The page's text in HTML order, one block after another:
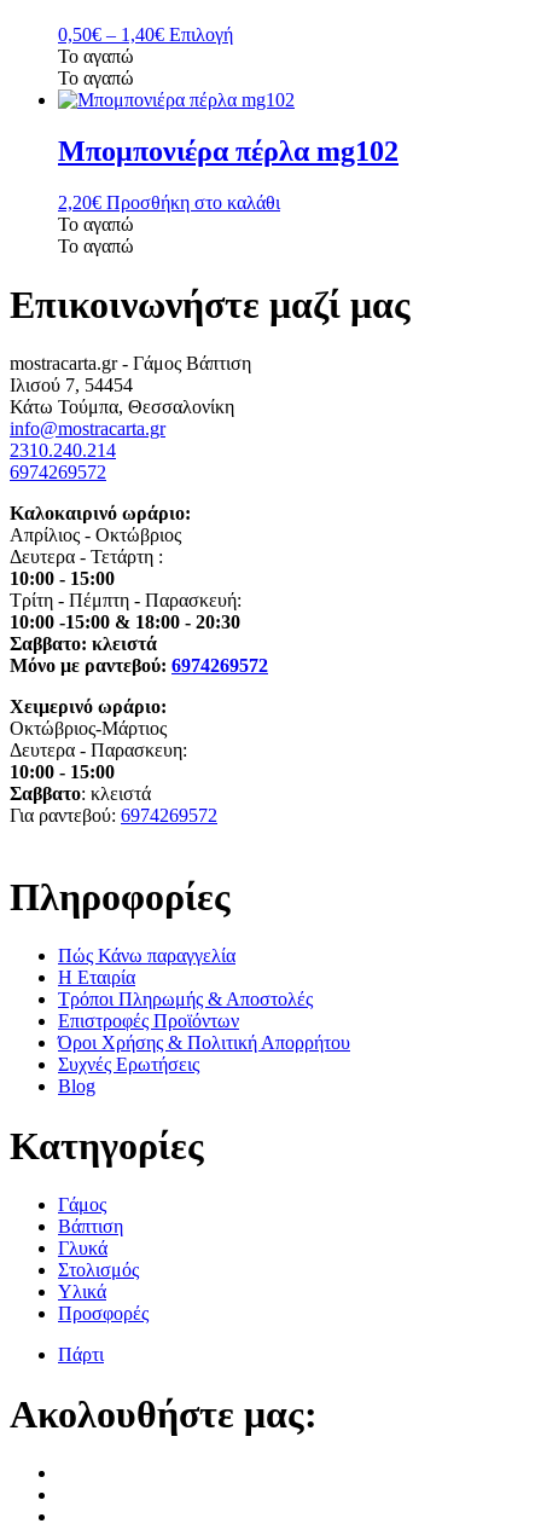
0,50€ – 1,40€Price
through
ΕπιλογήΑυτό
έχει
παραλλαγές.
Οι
μπορούν
του
Το αγαπώ
Το αγαπώ
Μπομπονιέρα πέρλα mg102
2,20€ Προσθήκη στο καλάθι
Το αγαπώ
Το αγαπώ
Επικοινωνήστε μαζί μας
mostracarta.gr - Γάμος Βάπτιση
Ιλισού 7, 54454
Κάτω Τούμπα, Θεσσαλονίκη
info@mostracarta.gr
2310.240.214
6974269572
Καλοκαιρινό ωράριο:
Απρίλιος - Οκτώβριος
Δευτερα - Τετάρτη :
10:00 - 15:00
Τρίτη - Πέμπτη - Παρασκευή:
10:00 -15:00 & 18:00 - 20:30
Σαββατο: κλειστά
Μόνο με ραντεβού: 6974269572
Χειμερινό ωράριο:
Οκτώβριος-Μάρτιος
Δευτερα - Παρασκευη:
10:00 - 15:00
Σαββατο: κλειστά
Για ραντεβού: 6974269572
Πληροφορίες
Πώς Κάνω παραγγελία
Η Εταιρία
Τρόποι Πληρωμής & Αποστολές
Επιστροφές Προϊόντων
Όροι Χρήσης & Πολιτική Απορρήτου
Συχνές Ερωτήσεις
Blog
Κατηγορίες
Γάμος
Βάπτιση
Γλυκά
Στολισμός
Υλικά
Προσφορές
Πάρτι
Ακολουθήστε μας: